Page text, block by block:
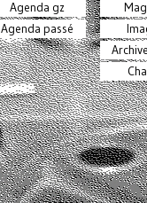
Agenda gz
Agenda passé